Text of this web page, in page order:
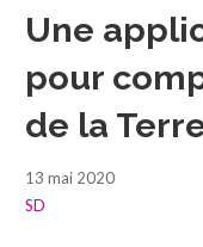
Une
pour
de la
13 mai 2020
SD